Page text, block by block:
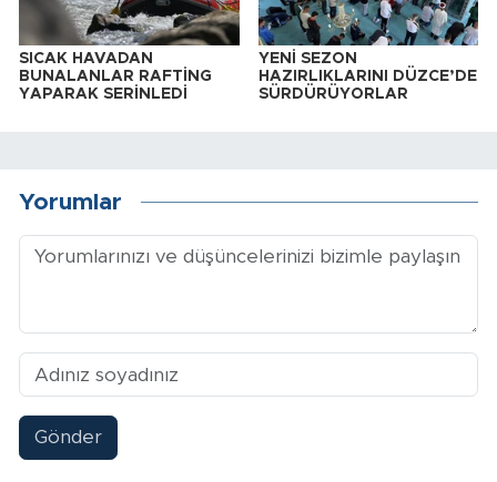
SICAK HAVADAN
BUNALANLAR RAFTİNG
YAPARAK SERİNLEDİ
YENİ SEZON
HAZIRLIKLARINI DÜZCE’DE
SÜRDÜRÜYORLAR
Yorumlar
Gönder